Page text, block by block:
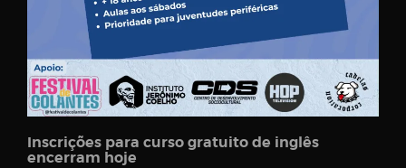
Inscrições para curso gratuito de inglês
encerram hoje